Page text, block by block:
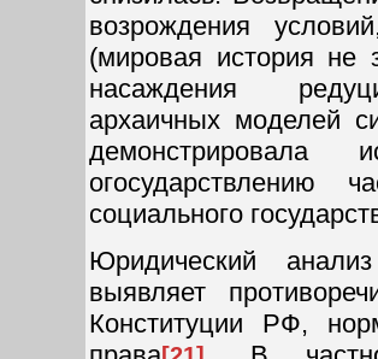
возрождения
(мировая история не
насаждения
архаичных моделей
огосударствлению
социального
Юридический
выявляет
Конституции РФ,